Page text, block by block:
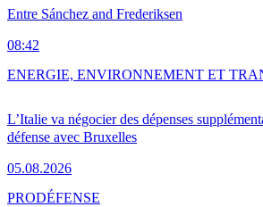
Entre Sánchez and Frederiksen
08:42
L’Italie va négocier des dépenses
défense avec Bruxelles
05.08.2026
ENERGIE, ENVIRONNEMENT ET
PRODÉFENSE